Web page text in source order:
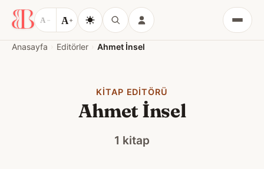
A − A+
Menü
Anasayfa Editörler Ahmet İnsel
KITAP EDITÖRÜ
Ahmet İnsel
1 kitap